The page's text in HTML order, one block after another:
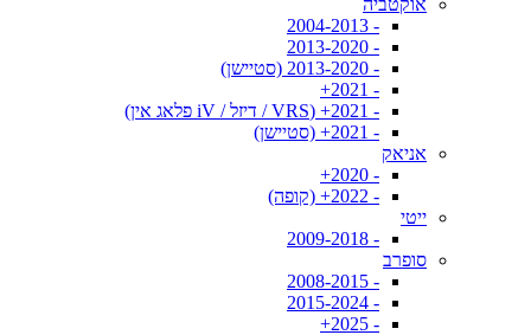
אוקטביה
- 2004-2013
- 2013-2020
- 2013-2020 (סטיישן)
- 2021+
- 2021+ (VRS / דיזל / iV פלאג אין)
- 2021+ (סטיישן)
אניאק
- 2020+
- 2022+ (קופה)
ייטי
- 2009-2018
סופרב
- 2008-2015
- 2015-2024
- 2025+